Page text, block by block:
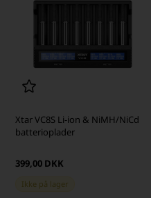
Xtar VC8S Li-ion & NiMH/NiCd
batterioplader
399,00 DKK
Ikke på lager